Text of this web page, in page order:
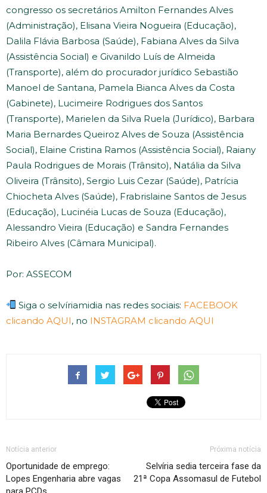
congresso os secretários Amilton Fernandes Alves
(Administração), Elisana Vieira Nogueira (Educação),
Dalila Flávia Barbosa (Saúde), Fabiana Alves da Silva
(Assistência Social) e Givanildo Luís de Almeida
(Transporte), além do procurador jurídico Sebastião
Manoel de Santana, Pamela Bianca Alves da Costa
(Gabinete), Lucimeire Rodrigues dos Santos
(Transporte), Marielen da Silva Ruela (Jurídico), Barbara
Maria Bernardes Queiroz Alves de Souza (Assistência
Social), Elaine Cristina Ramos (Assistência Social), Raiany
Paula Rodrigues de Morais (Trânsito), Natália da Silva
Oliveira (Trânsito), Sergio Luis Cezar (Saúde), Patrícia
Chiocheta Alves (Saúde), Frabrislaine Santos de Jesus
(Educação), Lucinéia Lucas de Souza (Educação),
Alessandro Vieira (Educação) e Sandra Fernandes
Ribeiro Alves (Câmara Municipal).
Por: ASSECOM
Siga o selvíriamidia nas redes sociais: FACEBOOK
clicando AQUI, no INSTAGRAM clicando AQUI
Notícia anterior
Oportunidade de emprego:
Lopes Engenharia abre vagas
Próxima notícia
Selvíria sedia terceira fase da
21ª Copa Assomasul de Futebol